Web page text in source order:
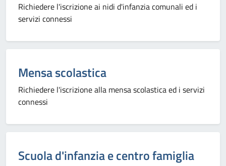
Richiedere l'iscrizione ai nidi d'infanzia comunali ed i
servizi connessi
Categoria:
Mensa scolastica
Richiedere l'iscrizione alla mensa scolastica ed i servizi
connessi
Categoria:
Scuola d'infanzia e centro famiglia